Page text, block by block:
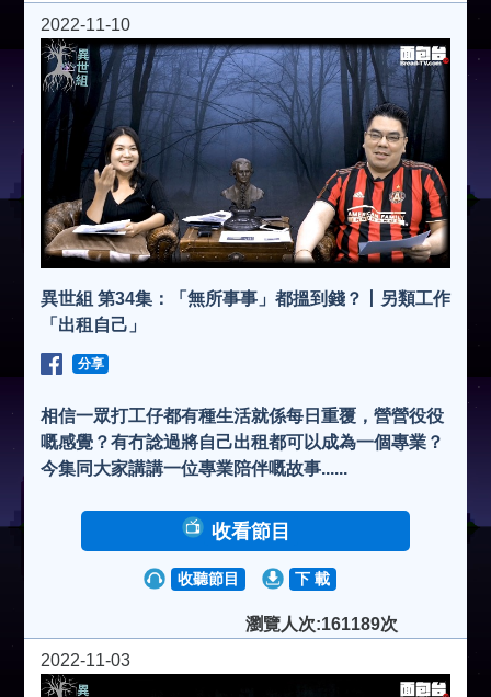
2022-11-10
異世組 第34集：「無所事事」都搵到錢？丨另類工作
「出租自己」
分享
相信一眾打工仔都有種生活就係每日重覆，營營役役
嘅感覺？有冇諗過將自己出租都可以成為一個專業？
今集同大家講講一位專業陪伴嘅故事......
收看節目
收聽節目 下 載
瀏覽人次:161189次
2022-11-03